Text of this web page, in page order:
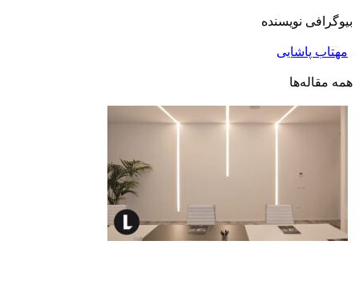
بیوگرافی نویسنده
مهتاب پاشایی
همه مقاله‌ها